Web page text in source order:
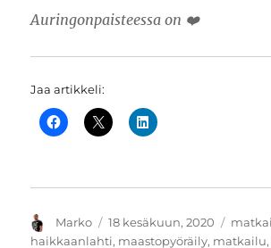
Auringonpaisteessa on ❤️
Jaa artikkeli:
Kirjoittaja
Marko Julkaistu
18 kesäkuun, 2020
haikkaanlahti, maastopyöräily, matkailu,